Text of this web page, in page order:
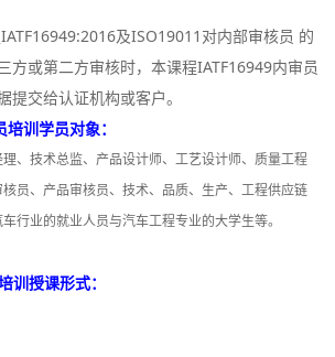
及ISO19011对内部审核员 的
方或第二方审核时，本课程IATF16949内审员
提交给认证机构或客户。
训学员对象：
、技术总监、产品设计师、工艺设计师、质量工程
员、产品审核员、技术、品质、生产、工程供应链
行业的就业人员与汽车工程专业的大学生等。
训授课形式：